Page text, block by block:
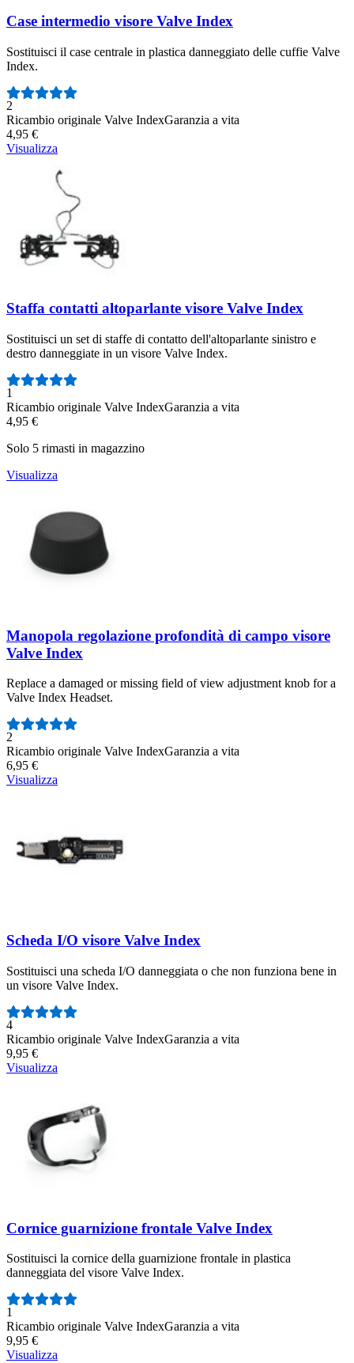
Case intermedio visore Valve Index
Sostituisci il case centrale in plastica danneggiato delle cuffie Valve
Index.
Numero di recensioni:
2
Ricambio originale Valve IndexGaranzia a vita
4,95 €
Visualizza
Staffa contatti altoparlante visore Valve Index
Sostituisci un set di staffe di contatto dell'altoparlante sinistro e
destro danneggiate in un visore Valve Index.
Numero di recensioni:
1
Ricambio originale Valve IndexGaranzia a vita
4,95 €
Solo 5 rimasti in magazzino
Visualizza
Manopola regolazione profondità di campo visore
Valve Index
Replace a damaged or missing field of view adjustment knob for a
Valve Index Headset.
Numero di recensioni:
2
Ricambio originale Valve IndexGaranzia a vita
6,95 €
Visualizza
Scheda I/O visore Valve Index
Sostituisci una scheda I/O danneggiata o che non funziona bene in
un visore Valve Index.
Numero di recensioni:
4
Ricambio originale Valve IndexGaranzia a vita
9,95 €
Visualizza
Cornice guarnizione frontale Valve Index
Sostituisci la cornice della guarnizione frontale in plastica
danneggiata del visore Valve Index.
Numero di recensioni:
1
Ricambio originale Valve IndexGaranzia a vita
9,95 €
Visualizza